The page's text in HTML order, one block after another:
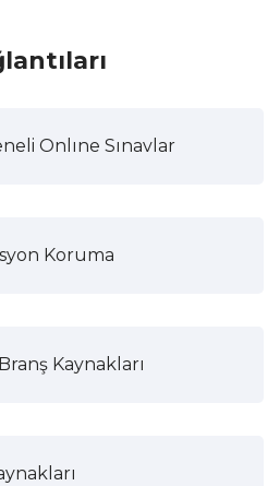
Onlıne Sınavlar
Koruma
Kaynakları